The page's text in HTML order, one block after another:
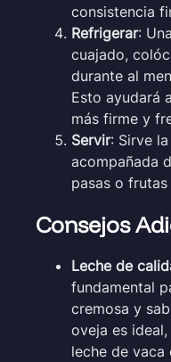
consistencia
Refrigerar:
cuajado,
durante al
Esto ayudará
más firme y
Servir: Sirve
acompañada
pasas o
Consejos
Leche de
fundamental
cremosa y
oveja es
leche de vaca